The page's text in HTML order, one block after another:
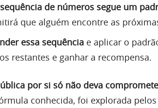
sequência de números segue um
que alguém encontre as
essa sequência e aplicar o
restantes e ganhar a recompensa.
por si só não deva
conhecida, foi explorada